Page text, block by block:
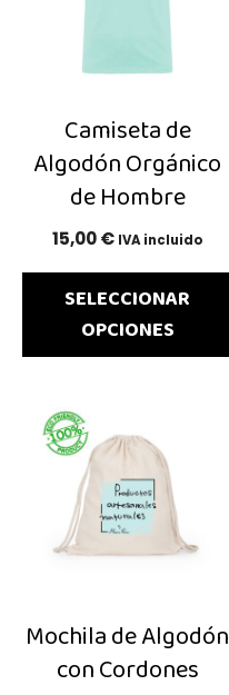
Camiseta de
Algodón Orgánico
de Hombre
15,00€ IVA incluido
SELECCIONAR
OPCIONES
pueden
elegir
página
producto
Mochila de Algodón
con Cordones